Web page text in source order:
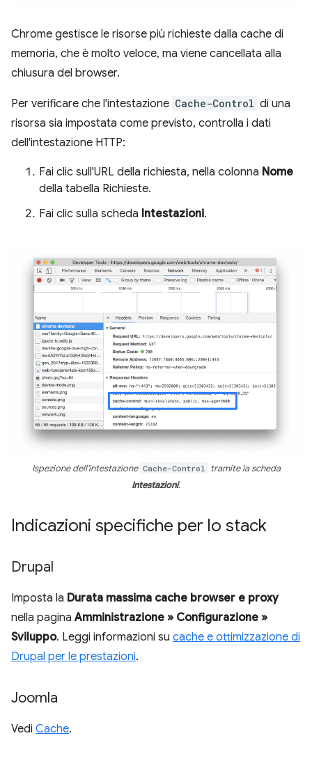
Chrome gestisce le risorse più richieste dalla cache di
memoria, che è molto veloce, ma viene cancellata alla
chiusura del browser.
Per verificare che l'intestazione Cache-Control di una
risorsa sia impostata come previsto, controlla i dati
dell'intestazione HTTP:
Fai clic sull'URL della richiesta, nella colonna Nome
della tabella Richieste.
Fai clic sulla scheda Intestazioni.
Ispezione dell'intestazione Cache-Control
tramite la scheda
Intestazioni.
Indicazioni specifiche per lo stack
Drupal
Imposta la Durata massima cache browser e proxy
nella paginaAmministrazione » Configurazione »
Sviluppo. Leggi informazioni su cache e ottimizzazione di
Drupal per le prestazioni.
Joomla
Vedi Cache.